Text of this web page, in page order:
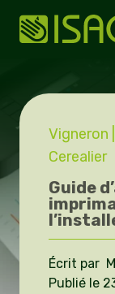
Vigneron
Cerealier
Guide
Écrit par
Publié le